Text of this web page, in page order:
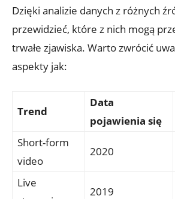
Dzięki analizie danych z różnych
przewidzieć, które z nich mogą
trwałe zjawiska. Warto zwrócić
aspekty jak:
Trend
Data
pojawienia się
Short-form
video
2020
Live
2019